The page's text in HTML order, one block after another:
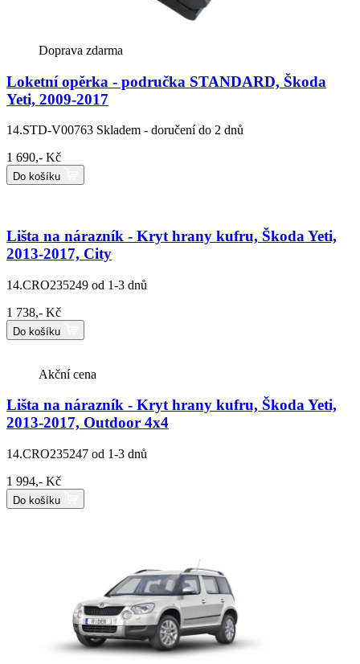
Doprava zdarma
Loketní opěrka - područka STANDARD, Škoda
Yeti, 2009-2017
14.STD-V00763 Skladem - doručení do 2 dnů
1 690,- Kč
Do košíku
Lišta na nárazník - Kryt hrany kufru, Škoda Yeti,
2013-2017, City
14.CRO235249 od 1-3 dnů
1 738,- Kč
Do košíku
Akční cena
Lišta na nárazník - Kryt hrany kufru, Škoda Yeti,
2013-2017, Outdoor 4x4
14.CRO235247 od 1-3 dnů
1 994,- Kč
Do košíku